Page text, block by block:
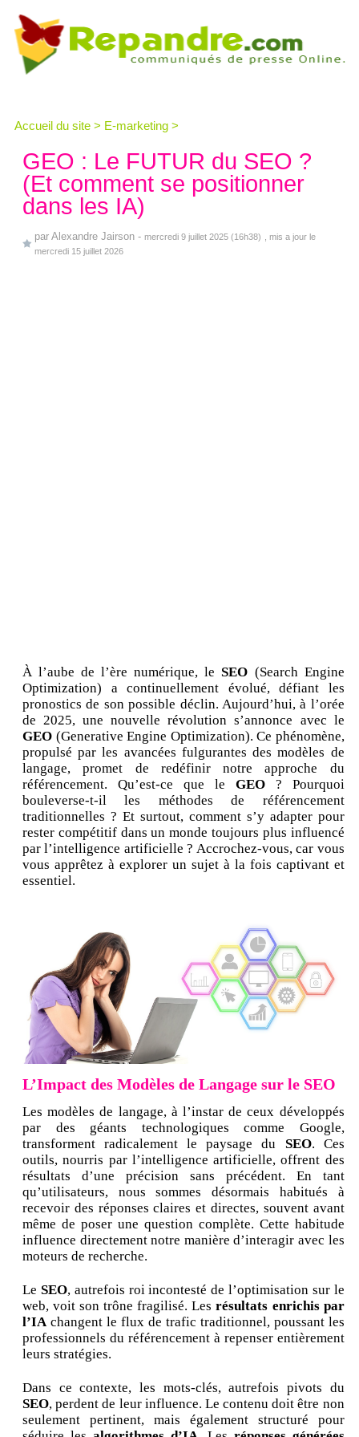
Accueil du site > E-marketing >
GEO : Le FUTUR du SEO ?
(Et comment se positionner
dans les IA)
par Alexandre Jairson - mercredi 9 juillet 2025 (16h38)
, mis a jour le
mercredi 15 juillet 2026
À l’aube de l’ère numérique, leSEO (Search Engine
Optimization) a continuellement évolué, défiant les
pronostics de son possible déclin. Aujourd’hui, à l’orée
de 2025, une nouvelle révolution s’annonce avec le
GEO (Generative Engine Optimization). Ce phénomène,
propulsé par les avancées fulgurantes des modèles de
langage, promet de redéfinir notre approche du
référencement. Qu’est-ce que le GEO? Pourquoi
bouleverse-t-il les méthodes de référencement
traditionnelles ? Et surtout, comment s’y adapter pour
rester compétitif dans un monde toujours plus influencé
par l’intelligence artificielle ? Accrochez-vous, car vous
vous apprêtez à explorer un sujet à la fois captivant et
essentiel.
L’Impact des Modèles de Langage sur le SEO
Les modèles de langage, à l’instar de ceux développés
par des géants technologiques comme Google,
transforment radicalement le paysage du SEO. Ces
outils, nourris par l’intelligence artificielle, offrent des
résultats d’une précision sans précédent. En tant
qu’utilisateurs, nous sommes désormais habitués à
recevoir des réponses claires et directes, souvent avant
même de poser une question complète. Cette habitude
influence directement notre manière d’interagir avec les
moteurs de recherche.
Le SEO, autrefois roi incontesté de l’optimisation sur le
web, voit son trône fragilisé. Lesrésultats enrichis par
l’IA changent le flux de trafic traditionnel, poussant les
professionnels du référencement à repenser entièrement
leurs stratégies.
Dans ce contexte, les mots-clés, autrefois pivots du
SEO, perdent de leur influence. Le contenu doit être non
seulement pertinent, mais également structuré pour